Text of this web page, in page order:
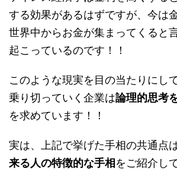
する効果があるはずですが、今は
世界中からお金が集まってくると
起こっているのです！！
このような現実を目の当たりにして
乗り切っていく企業は論理的思考
を求めています！！
実は、上記で挙げた手相の共通点
来る人の特徴的な手相 をご紹介し